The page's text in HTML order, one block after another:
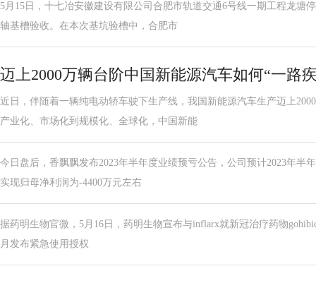
5月15日，十七冶安徽建设有限公司合肥市轨道交通6号线一期工程龙塘
轴基槽验收。在本次基坑验槽中，合肥市
迈上2000万辆台阶中国新能源汽车如何“一路
近日，伴随着一辆纯电动轿车驶下生产线，我国新能源汽车生产迈上
产业化、市场化到规模化、全球化，中国新能
今日盘后，香飘飘发布2023年半年度业绩预亏公告，公司预计2023年半
实现归母净利润为-4400万元左右
据药明生物官微，5月16日，药明生物宣布与inflarx就新冠治疗药物
月发布紧急使用授权